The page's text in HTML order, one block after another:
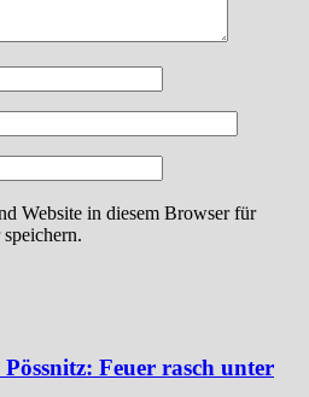
Website in diesem Browser für
Feuer rasch unter